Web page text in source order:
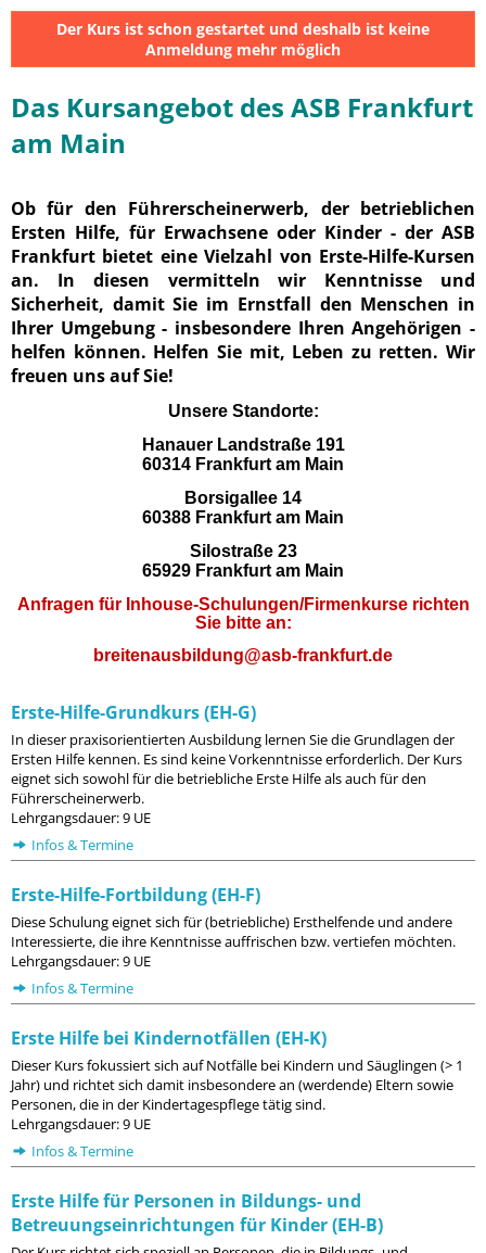
Der Kurs ist schon gestartet und deshalb ist keine
Anmeldung mehr möglich
Das Kursangebot des ASB Frankfurt
am Main
Ob für den Führerscheinerwerb, der betrieblichen
Ersten Hilfe, für Erwachsene oder Kinder - der ASB
Frankfurt bietet eine Vielzahl von Erste-Hilfe-Kursen
an. In diesen vermitteln wir Kenntnisse und
Sicherheit, damit Sie im Ernstfall den Menschen in
Ihrer Umgebung - insbesondere Ihren Angehörigen -
helfen können. Helfen Sie mit, Leben zu retten. Wir
freuen uns auf Sie!
Unsere Standorte:
Hanauer Landstraße 191
60314 Frankfurt am Main
Borsigallee 14
60388 Frankfurt am Main
Silostraße 23
65929 Frankfurt am Main
Anfragen für Inhouse-Schulungen/Firmenkurse richten
Sie bitte an:
breitenausbildung@asb-frankfurt.de
Erste-Hilfe-Grundkurs (EH-G)
In dieser praxisorientierten Ausbildung lernen Sie die Grundlagen der
Ersten Hilfe kennen. Es sind keine Vorkenntnisse erforderlich. Der Kurs
eignet sich sowohl für die betriebliche Erste Hilfe als auch für den
Führerscheinerwerb.
Lehrgangsdauer: 9 UE
Infos & Termine
Erste-Hilfe-Fortbildung (EH-F)
Diese Schulung eignet sich für (betriebliche) Ersthelfende und andere
Interessierte, die ihre Kenntnisse auffrischen bzw. vertiefen möchten.
Lehrgangsdauer: 9 UE
Infos & Termine
Erste Hilfe bei Kindernotfällen (EH-K)
Dieser Kurs fokussiert sich auf Notfälle bei Kindern und Säuglingen (> 1
Jahr) und richtet sich damit insbesondere an (werdende) Eltern sowie
Personen, die in der Kindertagespflege tätig sind.
Lehrgangsdauer: 9 UE
Infos & Termine
Erste Hilfe für Personen in Bildungs- und
Betreuungseinrichtungen für Kinder (EH-B)